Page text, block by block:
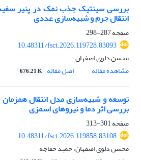
بررسی سینتیک جذب نمک در پنیر
انتقال جرم و شبیه‌سازی عددی
صفحه287-298
10.48311/fsct.2026.119728.83093
محسن دلوی اصفهان
مشاهده مقاله
اصل مقاله 676.21 K
توسعه و شبیه‌سازی مدل انتقال همزمان
بررسی اثر دما و نیروهای اسمزی
صفحه301-313
10.48311/fsct.2026.119858.83108
محسن دلوی اصفهان، حمید خفاجه